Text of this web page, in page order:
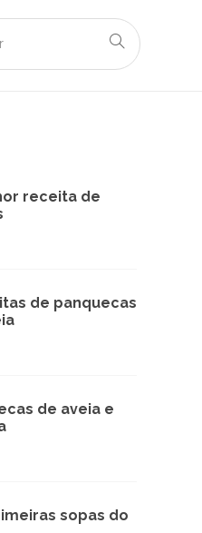
receita de
de panquecas
de aveia e
sopas do